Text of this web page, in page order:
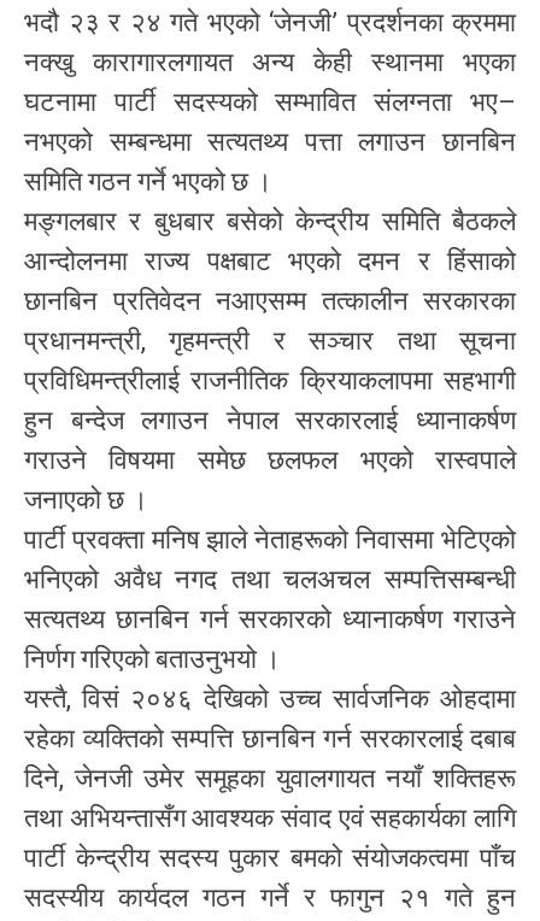
भदौ २३ र २४ गते भएको ‘जेनजी’ प्रदर्शनका क्रममा
नक्खु कारागारलगायत अन्य केही स्थानमा भएका
घटनामा पार्टी सदस्यको सम्भावित संलग्नता भए–
नभएको सम्बन्धमा सत्यतथ्य पत्ता लगाउन छानबिन
समिति गठन गर्ने भएको छ ।
मङ्गलबार र बुधबार बसेको केन्द्रीय समिति बैठकले
आन्दोलनमा राज्य पक्षबाट भएको दमन र हिंसाको
छानबिन प्रतिवेदन नआएसम्म तत्कालीन सरकारका
प्रधानमन्त्री, गृहमन्त्री र सञ्चार तथा सूचना
प्रविधिमन्त्रीलाई राजनीतिक क्रियाकलापमा सहभागी
हुन बन्देज लगाउन नेपाल सरकारलाई ध्यानाकर्षण
गराउने विषयमा समेछ छलफल भएको रास्वपाले
जनाएको छ ।
पार्टी प्रवक्ता मनिष झाले नेताहरूको निवासमा भेटिएको
भनिएको अवैध नगद तथा चलअचल सम्पत्तिसम्बन्धी
सत्यतथ्य छानबिन गर्न सरकारको ध्यानाकर्षण गराउने
निर्णग गरिएको बताउनुभयो ।
यस्तै, विसं २०४६ देखिको उच्च सार्वजनिक ओहदामा
रहेका व्यक्तिको सम्पत्ति छानबिन गर्न सरकारलाई दबाब
दिने, जेनजी उमेर समूहका युवालगायत नयाँ शक्तिहरू
तथा अभियन्तासँग आवश्यक संवाद एवं सहकार्यका लागि
पार्टी केन्द्रीय सदस्य पुकार बमको संयोजकत्वमा पाँच
सदस्यीय कार्यदल गठन गर्ने र फागुन २१ गते हुन